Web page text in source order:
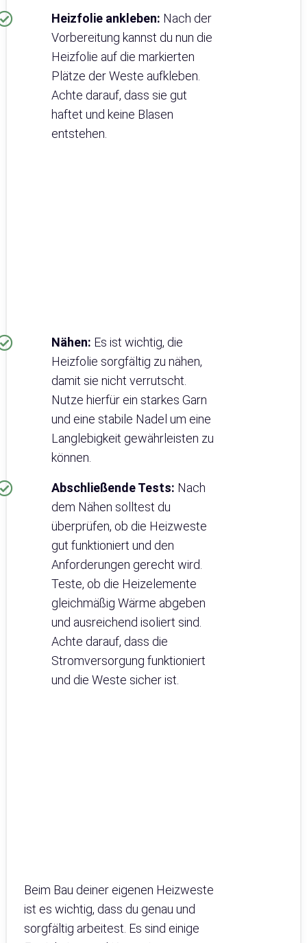
Heizfolie ankleben: Nach der
Vorbereitung kannst du nun die
Heizfolie auf die markierten
Plätze der Weste aufkleben.
Achte darauf, dass sie gut
haftet und keine Blasen
entstehen.
Nähen: Es ist wichtig, die
Heizfolie sorgfältig zu nähen,
damit sie nicht verrutscht.
Nutze hierfür ein starkes Garn
und eine stabile Nadel um eine
Langlebigkeit gewährleisten zu
können.
Abschließende Tests: Nach
dem Nähen solltest du
überprüfen, ob die Heizweste
gut funktioniert und den
Anforderungen gerecht wird.
Teste, ob die Heizelemente
gleichmäßig Wärme abgeben
und ausreichend isoliert sind.
Achte darauf, dass die
Stromversorgung funktioniert
und die Weste sicher ist.
Beim Bau deiner eigenen Heizweste
ist es wichtig, dass du genau und
sorgfältig arbeitest. Es sind einige